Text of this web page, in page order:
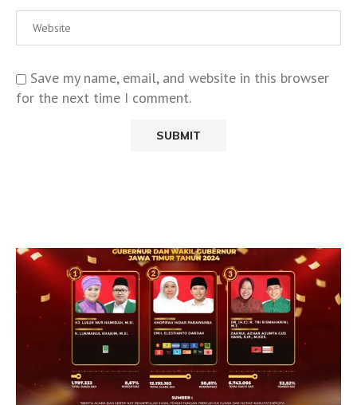
Save my name, email, and website in this browser
for the next time I comment.